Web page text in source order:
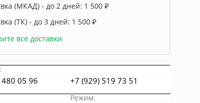
(МКАД) - до 2 дней: 1 500 ₽
(ТК) - до 3 дней: 1 500 ₽
все доставки
05 96 +7 (929) 519 73 51
Режим: